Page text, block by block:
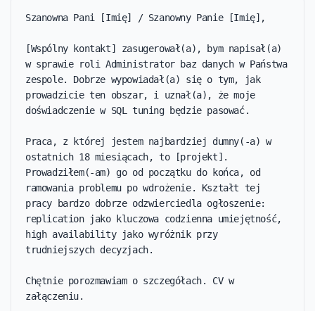
Szanowna Pani [Imię] / Szanowny Panie [Imię],
[Wspólny kontakt] zasugerował(a), bym napisał(a)
w sprawie roli Administrator baz danych w Państwa
zespole. Dobrze wypowiadał(a) się o tym, jak
prowadzicie ten obszar, i uznał(a), że moje
doświadczenie w SQL tuning będzie pasować.
Praca, z której jestem najbardziej dumny(-a) w
ostatnich 18 miesiącach, to [projekt].
Prowadziłem(-am) go od początku do końca, od
ramowania problemu po wdrożenie. Kształt tej
pracy bardzo dobrze odzwierciedla ogłoszenie:
replication jako kluczowa codzienna umiejętność,
high availability jako wyróżnik przy
trudniejszych decyzjach.
Chętnie porozmawiam o szczegółach. CV w
załączeniu.